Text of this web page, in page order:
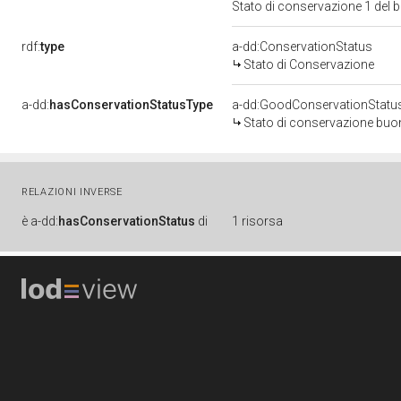
Stato di conservazione 1 del
rdf:type
a-dd:ConservationStatus
Stato di Conservazione
a-dd:hasConservationStatusType
a-
Stato di conservazione
RELAZIONI INVERSE
è a-dd:hasConservationStatus di 1 risorsa